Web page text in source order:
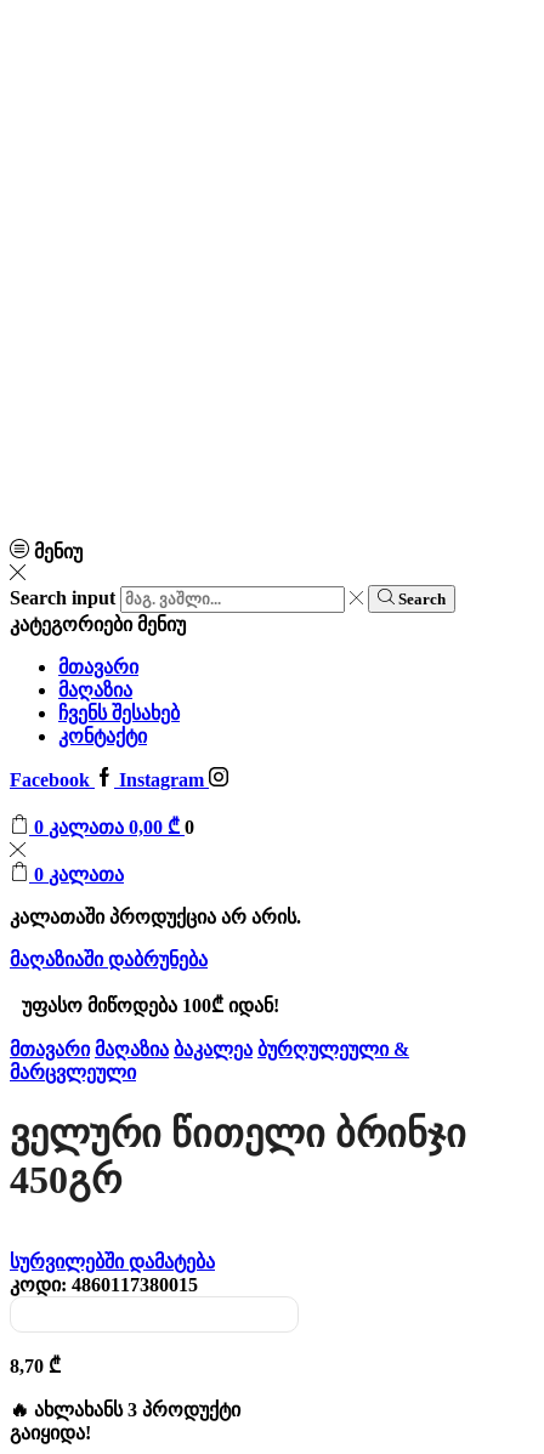
მენიუ
Search input Search
კატეგორიებიმენიუ
მთავარი
მაღაზია
ჩვენს შესახებ
კონტაქტი
Facebook Instagram
0 კალათა 0,00 ₾ 0
0 კალათა
კალათაში პროდუქცია არ არის.
მაღაზიაში დაბრუნება
უფასო მიწოდება 100₾ იდან!
მთავარი მაღაზია ბაკალეა ბურღულეული &
მარცვლეული
Ველური Წითელი Ბრინჯი
450გრ
სურვილებში დამატება
კოდი: 4860117380015
8,70 ₾
🔥 ახლახანს 3 პროდუქტი
გაიყიდა!